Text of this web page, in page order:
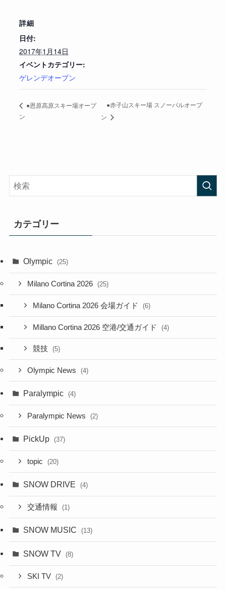
詳細
日付:
2017年1月14日
イベントカテゴリー:
ゲレンデオープン
●恩原高原スキー場オープ
ン
●赤子山スキー場 スノーパルオープ
ン
カテゴリー
Olympic (25)
Milano Cortina 2026 (25)
Milano Cortina 2026 会場ガイド (6)
Millano Cortina 2026 空港/交通ガイド (4)
競技 (5)
Olympic News (4)
Paralympic (4)
Paralympic News (2)
PickUp (37)
topic (20)
SNOW DRIVE (4)
交通情報 (1)
SNOW MUSIC (13)
SNOW TV (8)
SKI TV (2)